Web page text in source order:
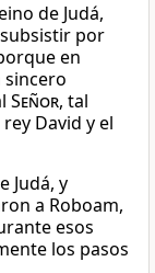
de Judá,
por
en
sincero
Señor, tal
David y el
Judá, y
a Roboam,
esos
los pasos